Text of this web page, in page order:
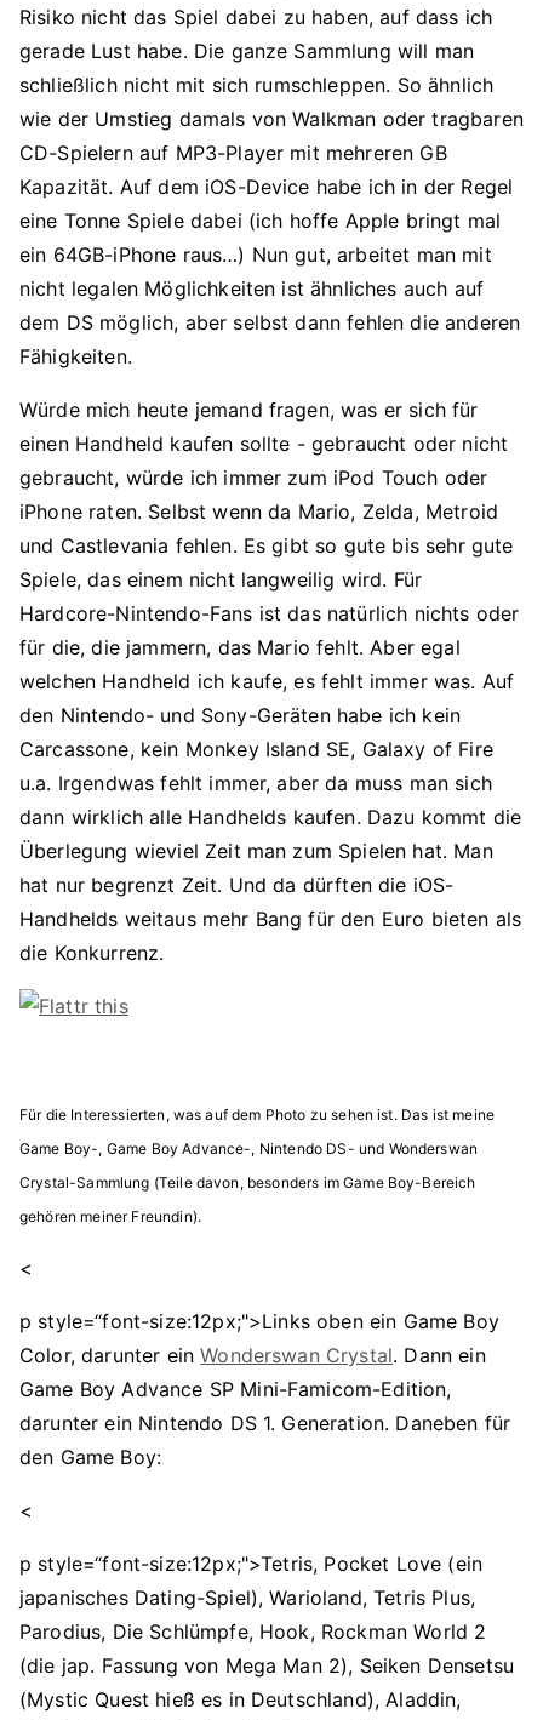
Risiko nicht das Spiel dabei zu haben, auf dass ich
gerade Lust habe. Die ganze Sammlung will man
schließlich nicht mit sich rumschleppen. So ähnlich
wie der Umstieg damals von Walkman oder tragbaren
CD-Spielern auf MP3-Player mit mehreren GB
Kapazität. Auf dem iOS-Device habe ich in der Regel
eine Tonne Spiele dabei (ich hoffe Apple bringt mal
ein 64GB-iPhone raus…) Nun gut, arbeitet man mit
nicht legalen Möglichkeiten ist ähnliches auch auf
dem DS möglich, aber selbst dann fehlen die anderen
Fähigkeiten.
Würde mich heute jemand fragen, was er sich für
einen Handheld kaufen sollte - gebraucht oder nicht
gebraucht, würde ich immer zum iPod Touch oder
iPhone raten. Selbst wenn da Mario, Zelda, Metroid
und Castlevania fehlen. Es gibt so gute bis sehr gute
Spiele, das einem nicht langweilig wird. Für
Hardcore-Nintendo-Fans ist das natürlich nichts oder
für die, die jammern, das Mario fehlt. Aber egal
welchen Handheld ich kaufe, es fehlt immer was. Auf
den Nintendo- und Sony-Geräten habe ich kein
Carcassone, kein Monkey Island SE, Galaxy of Fire
u.a. Irgendwas fehlt immer, aber da muss man sich
dann wirklich alle Handhelds kaufen. Dazu kommt die
Überlegung wieviel Zeit man zum Spielen hat. Man
hat nur begrenzt Zeit. Und da dürften die iOS-
Handhelds weitaus mehr Bang für den Euro bieten als
die Konkurrenz.
Für die Interessierten, was auf dem Photo zu sehen ist. Das ist meine
Game Boy-, Game Boy Advance-, Nintendo DS- und Wonderswan
Crystal-Sammlung (Teile davon, besonders im Game Boy-Bereich
gehören meiner Freundin).
<
p style=“font-size:12px;">Links oben ein Game Boy
Color, darunter einWonderswan Crystal. Dann ein
Game Boy Advance SP Mini-Famicom-Edition,
darunter ein Nintendo DS 1. Generation. Daneben für
den Game Boy:
<
p style=“font-size:12px;">Tetris, Pocket Love (ein
japanisches Dating-Spiel), Warioland, Tetris Plus,
Parodius, Die Schlümpfe, Hook, Rockman World 2
(die jap. Fassung von Mega Man 2), Seiken Densetsu
(Mystic Quest hieß es in Deutschland), Aladdin,